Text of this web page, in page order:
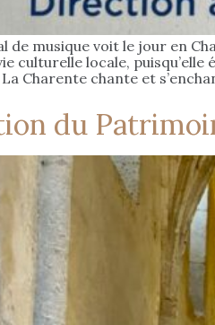
de musique voit le jour en
culturelle locale,
Charente chante et
du